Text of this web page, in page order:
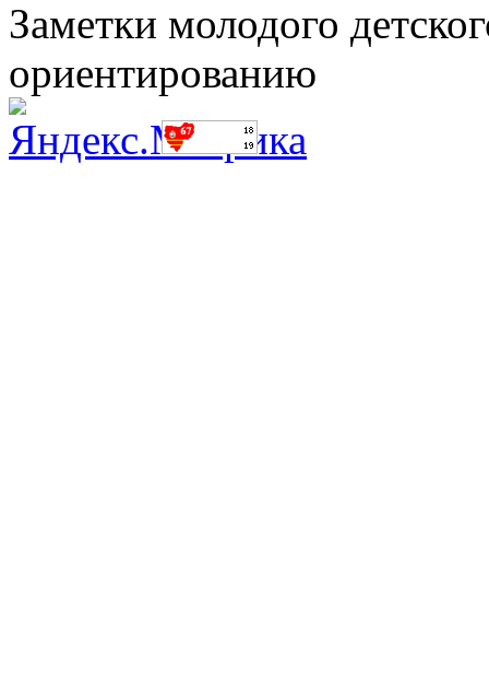
Заметки молодого
ориентированию